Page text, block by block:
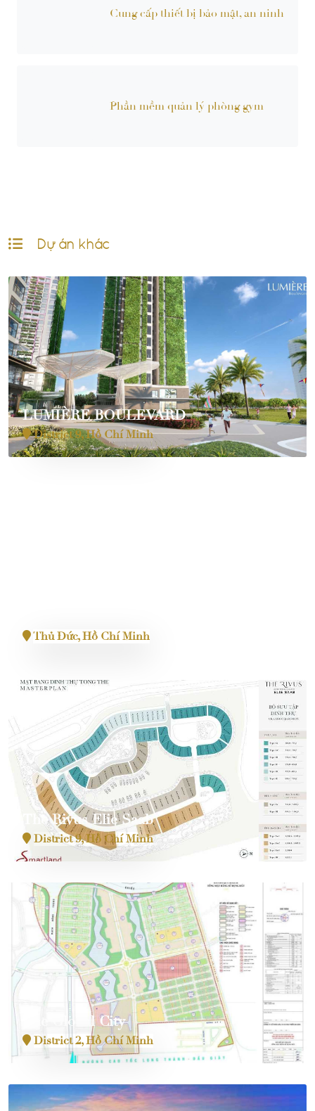
Cung cấp thiết bị bảo mật, an ninh
Phần mềm quản lý phòng gym
Dự án khác
LUMIÈRE BOULEVARD
District 9, Hồ Chí Minh
Thủ Đức, Hồ Chí Minh
The Rivus Elie Saab
District 9, Hồ Chí Minh
The Global City
District 2, Hồ Chí Minh